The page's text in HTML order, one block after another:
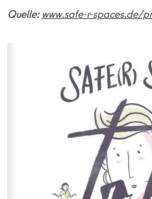
Quelle: www.safe-r-spaces.de/